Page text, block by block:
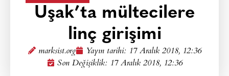
Uşak’ta mültecilere
linç girişimi
marksist.org Yayın tarihi: 17 Aralık 2018, 12:36
Son Değişiklik: 17 Aralık 2018, 12:36